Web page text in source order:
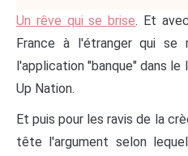
Un rêve qui se brise. Et
France à l'étranger qui se
l'application "banque" dans
Up Nation.
Et puis pour les ravis de la
tête l'argument selon